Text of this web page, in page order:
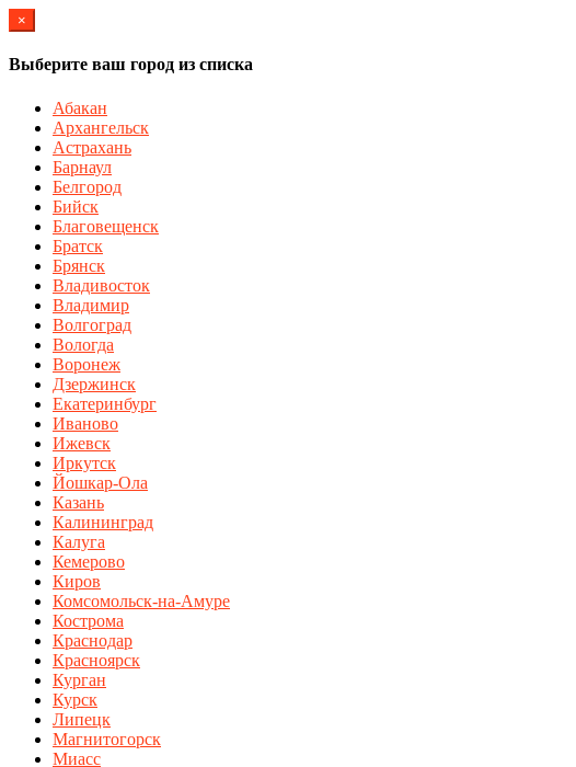
×
Выберите ваш город из списка
Абакан
Архангельск
Астрахань
Барнаул
Белгород
Бийск
Благовещенск
Братск
Брянск
Владивосток
Владимир
Волгоград
Вологда
Воронеж
Дзержинск
Екатеринбург
Иваново
Ижевск
Иркутск
Йошкар-Ола
Казань
Калининград
Калуга
Кемерово
Киров
Комсомольск-на-Амуре
Кострома
Краснодар
Красноярск
Курган
Курск
Липецк
Магнитогорск
Миасс